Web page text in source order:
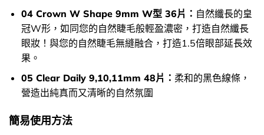
04 Crown W Shape 9mm W型 36片： 自然纖長的皇
冠W形，如同您的自然睫毛般輕盈濃密，打造自然纖長
眼妝！與您的自然睫毛無縫融合，打造1.5倍眼部延長效
果。
05 Clear Daily 9,10,11mm 48片： 柔和的黑色線條，
營造出純真而又清晰的自然氛圍
簡易使用方法